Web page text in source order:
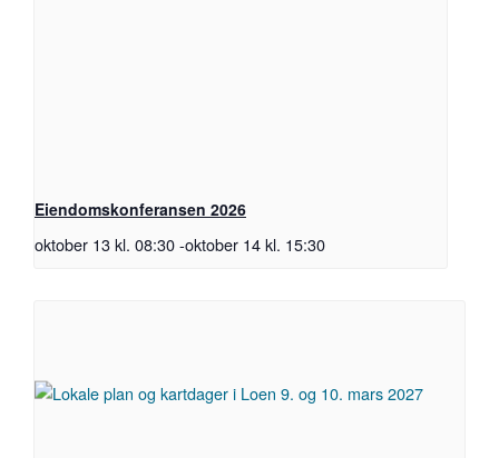
Eiendomskonferansen 2026
oktober 13 kl. 08:30-oktober 14 kl. 15:30